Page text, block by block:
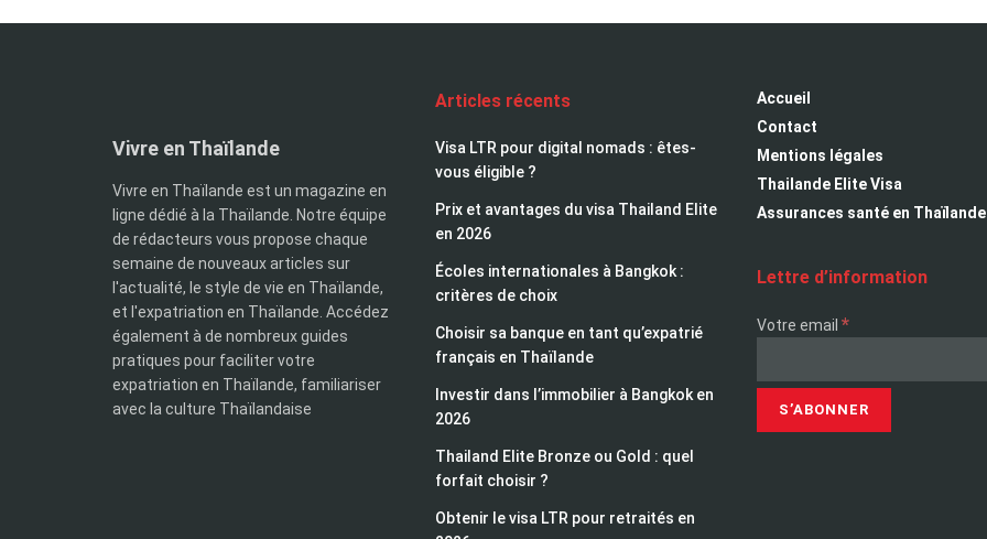
Vivre en Thaïlande
Vivre en Thaïlande est un magazine en
ligne dédié à la Thaïlande. Notre équipe
de rédacteurs vous propose chaque
semaine de nouveaux articles sur
l'actualité, le style de vie en Thaïlande,
et l'expatriation en Thaïlande. Accédez
également à de nombreux guides
pratiques pour faciliter votre
expatriation en Thaïlande, familiariser
avec la culture Thaïlandaise
Articles récents
Visa LTR pour digital nomads : êtes-
vous éligible ?
Prix et avantages du visa Thailand Elite
en 2026
Écoles internationales à Bangkok :
critères de choix
Choisir sa banque en tant qu’expatrié
français en Thaïlande
Investir dans l’immobilier à Bangkok en
2026
Thailand Elite Bronze ou Gold : quel
forfait choisir ?
Obtenir le visa LTR pour retraités en
Accueil
Contact
Mentions légales
Thailande Elite Visa
Assurances santé en Thaïlande
Lettre d’information
Votre email *